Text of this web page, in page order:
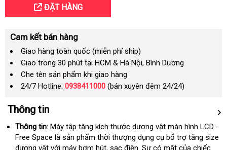
ĐẶT HÀNG
Cam kết bán hàng
Giao hàng toàn quốc (miễn phí ship)
Giao trong 30 phút tại HCM & Hà Nội, Bình Dương
Che tên sản phẩm khi giao hàng
24/7 Hotline: 0938411000 (bán xuyên đêm 24/24)
Thông tin
Thông tin: Máy tập tăng kích thước dương vật màn hình LCD -
Free Space là sản phẩm thời thượng dụng cụ bổ trợ tăng size
dương vật rẻ
với máy bơm hútsản
, sạc điệnmini
. Sự có mặt Hàn
của chiếc